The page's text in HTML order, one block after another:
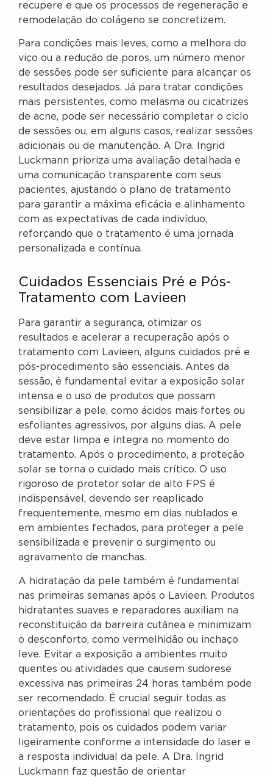
recupere e que os processos de regeneração e
remodelação do colágeno se concretizem.
Para condições mais leves, como a melhora do
viço ou a redução de poros, um número menor
de sessões pode ser suficiente para alcançar os
resultados desejados. Já para tratar condições
mais persistentes, como melasma ou cicatrizes
de acne, pode ser necessário completar o ciclo
de sessões ou, em alguns casos, realizar sessões
adicionais ou de manutenção. A Dra. Ingrid
Luckmann prioriza uma avaliação detalhada e
uma comunicação transparente com seus
pacientes, ajustando o plano de tratamento
para garantir a máxima eficácia e alinhamento
com as expectativas de cada indivíduo,
reforçando que o tratamento é uma jornada
personalizada e contínua.
Cuidados Essenciais Pré e Pós-
Tratamento com Lavieen
Para garantir a segurança, otimizar os
resultados e acelerar a recuperação após o
tratamento com Lavieen, alguns cuidados pré e
pós-procedimento são essenciais. Antes da
sessão, é fundamental evitar a exposição solar
intensa e o uso de produtos que possam
sensibilizar a pele, como ácidos mais fortes ou
esfoliantes agressivos, por alguns dias. A pele
deve estar limpa e íntegra no momento do
tratamento. Após o procedimento, a proteção
solar se torna o cuidado mais crítico. O uso
rigoroso de protetor solar de alto FPS é
indispensável, devendo ser reaplicado
frequentemente, mesmo em dias nublados e
em ambientes fechados, para proteger a pele
sensibilizada e prevenir o surgimento ou
agravamento de manchas.
A hidratação da pele também é fundamental
nas primeiras semanas após o Lavieen. Produtos
hidratantes suaves e reparadores auxiliam na
reconstituição da barreira cutânea e minimizam
o desconforto, como vermelhidão ou inchaço
leve. Evitar a exposição a ambientes muito
quentes ou atividades que causem sudorese
excessiva nas primeiras 24 horas também pode
ser recomendado. É crucial seguir todas as
orientações do profissional que realizou o
tratamento, pois os cuidados podem variar
ligeiramente conforme a intensidade do laser e
a resposta individual da pele. A Dra. Ingrid
Luckmann faz questão de orientar